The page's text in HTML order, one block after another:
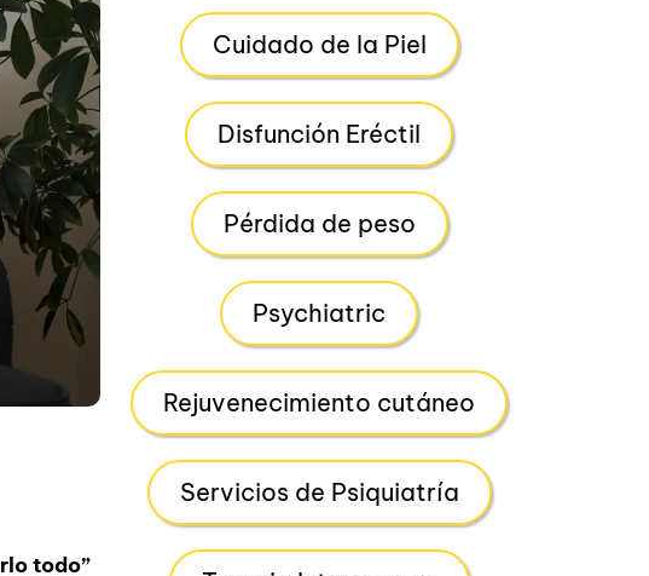
todo”
Cuidado de la Piel
Disfunción Eréctil
Pérdida de peso
Psychiatric
Rejuvenecimiento cutáneo
Servicios de Psiquiatría